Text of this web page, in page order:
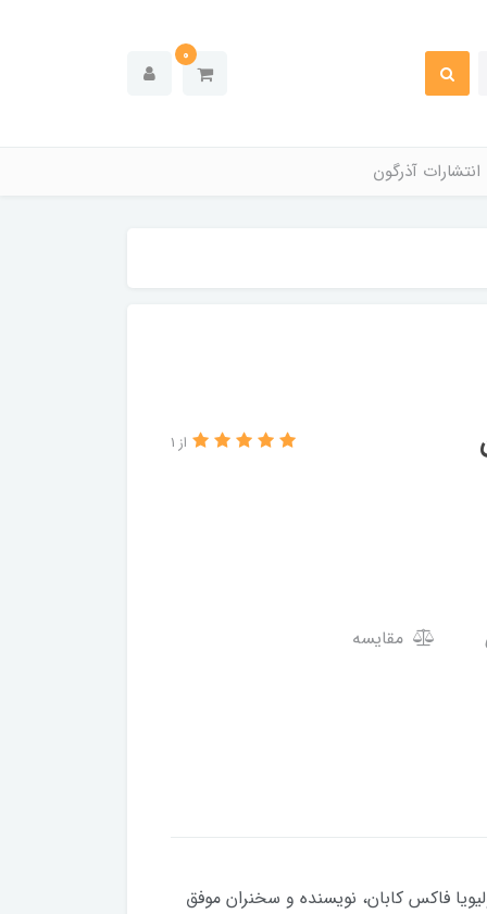
0
انتشارات آذرگون
از 1
مقایسه
فاکس کابان، نویسنده و سخنران موفق